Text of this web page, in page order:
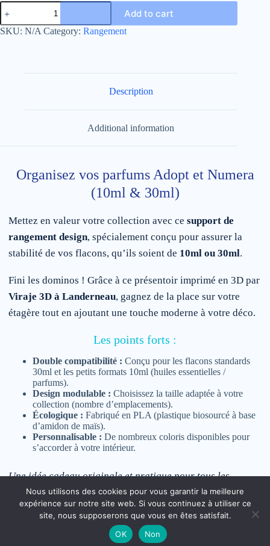
Support
Rangement
Parfums
Adopt
Add to cart
SKU: N/A Category: Rangement
Description
Additional information
Organisez vos parfums Adopt et Numera
(10ml & 30ml)
Mettez en valeur votre collection avec ce support de
rangement design, spécialement conçu pour assurer la
stabilité de vos flacons, qu’ils soient de 10ml ou 30ml.
Fini les dominos ! Grâce à ce présentoir imprimé en 3D par
Viraje 3D à Landerneau, gagnez de la place sur votre
étagère tout en ajoutant une touche moderne à votre déco.
Les points forts :
Double compatibilité : Conçu pour les flacons standards
30ml et les petits formats 10ml (huiles essentielles /
parfums).
Design modulable : Choisissez la taille adaptée à votre
collection (nombre d’emplacements).
Écologique : Fabriqué en PLA (plastique biosourcé à base
d’amidon de maïs).
Personnalisable : De nombreux coloris disponibles pour
s’accorder à votre intérieur.
Une idée cadeau originale et pratique pour tous les
passionnés de la marque Adopt.
Nous utilisons des cookies pour vous garantir la meilleure
expérience sur notre site web. Si vous continuez à utiliser ce
site, nous supposerons que vous en êtes satisfait.
OK
Non